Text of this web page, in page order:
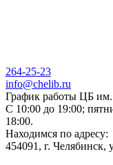
264-25-23
info@chelib.ru
График работы ЦБ
С 10:00 до 19:00;
18:00.
Находимся по адресу:
454091, г.